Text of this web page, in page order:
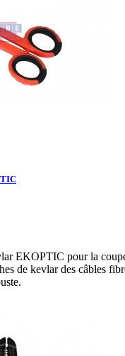
EKOPTIC pour la
de kevlar des câbles